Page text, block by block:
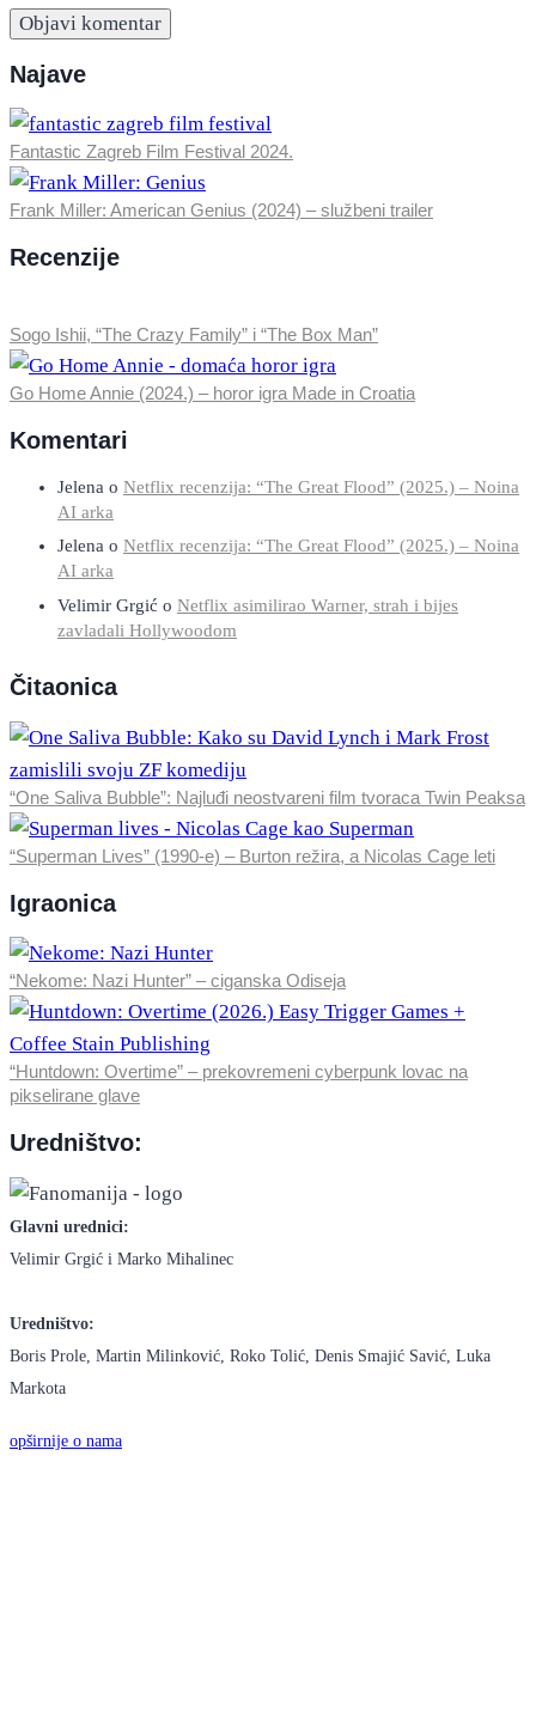
Najave
Fantastic Zagreb Film Festival 2024.
Frank Miller: American Genius (2024) – službeni trailer
Recenzije
Sogo Ishii, “The Crazy Family” i “The Box Man”
Go Home Annie (2024.) – horor igra Made in Croatia
Komentari
Jelena o Netflix recenzija: “The Great Flood” (2025.) – Noina
AI arka
Jelena o Netflix recenzija: “The Great Flood” (2025.) – Noina
AI arka
Velimir Grgić o Netflix asimilirao Warner, strah i bijes
zavladali Hollywoodom
Čitaonica
“One Saliva Bubble”: Najluđi neostvareni film tvoraca Twin Peaksa
“Superman Lives” (1990-e) – Burton režira, a Nicolas Cage leti
Igraonica
“Nekome: Nazi Hunter” – ciganska Odiseja
“Huntdown: Overtime” – prekovremeni cyberpunk lovac na
pikselirane glave
Uredništvo:
Glavni urednici:
Velimir Grgić i Marko Mihalinec
Uredništvo:
Boris Prole, Martin Milinković, Roko Tolić, Denis Smajić Savić, Luka
Markota
opširnije o nama